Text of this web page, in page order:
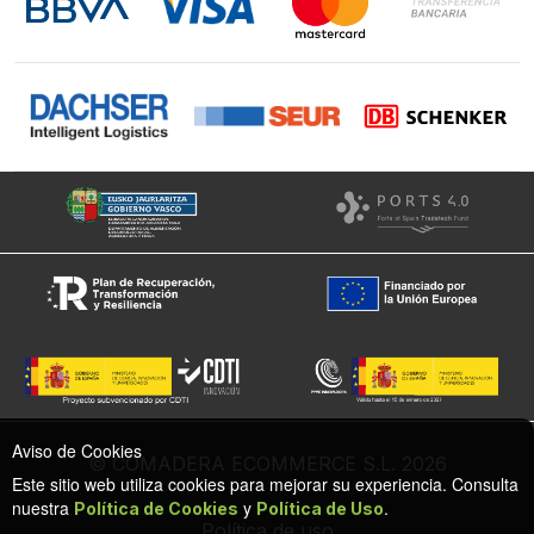
Facebook
© COMADERA ECOMMERCE S.L. 2026
Aviso de Cookies
Este sitio web utiliza cookies para mejorar su experiencia. Consulta
nuestra Política de Cookies y Política de Uso.